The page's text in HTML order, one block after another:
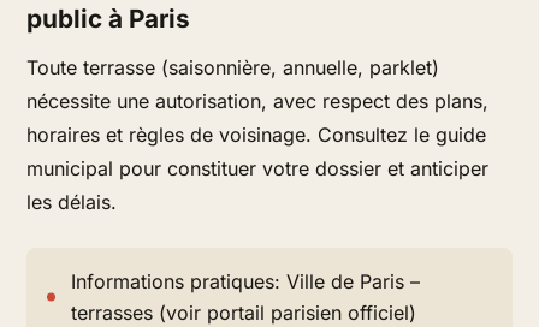
public à Paris
Toute terrasse (saisonnière, annuelle, parklet)
nécessite une autorisation, avec respect des plans,
horaires et règles de voisinage. Consultez le guide
municipal pour constituer votre dossier et anticiper
les délais.
Informations pratiques: Ville de Paris –
terrasses (voir portail parisien officiel)